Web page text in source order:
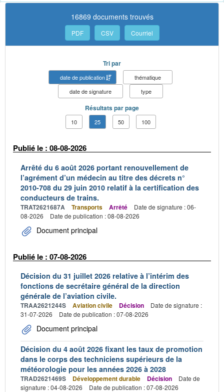
16869 documents trouvés
PDF CSV Courriel
Tri par
date de publication
thématique
date de signature
type
Résultats par page
10 25 50 100
Publié le : 08-08-2026
Arrêté du 6 août 2026 portant renouvellement de
l’agrément d’un médecin au titre des décrets n°
2010-708 du 29 juin 2010 relatif à la certification des
conducteurs de trains.
TRAT2621687A Transports Arrêté
Date de signature : 06-
08-2026
Date de publication : 08-08-2026
Document principal
Publié le : 07-08-2026
Décision du 31 juillet 2026 relative à l’intérim des
fonctions de secrétaire général de la direction
générale de l’aviation civile.
TRAA2621244S Aviation civile Décision
Date de signature :
31-07-2026
Date de publication : 07-08-2026
Document principal
Décision du 4 août 2026 fixant les taux de promotion
dans le corps des techniciens supérieurs de la
météorologie pour les années 2026 à 2028
TRAD2621469S Développement durable Décision
Date de
signature : 04-08-2026
Date de publication : 07-08-2026